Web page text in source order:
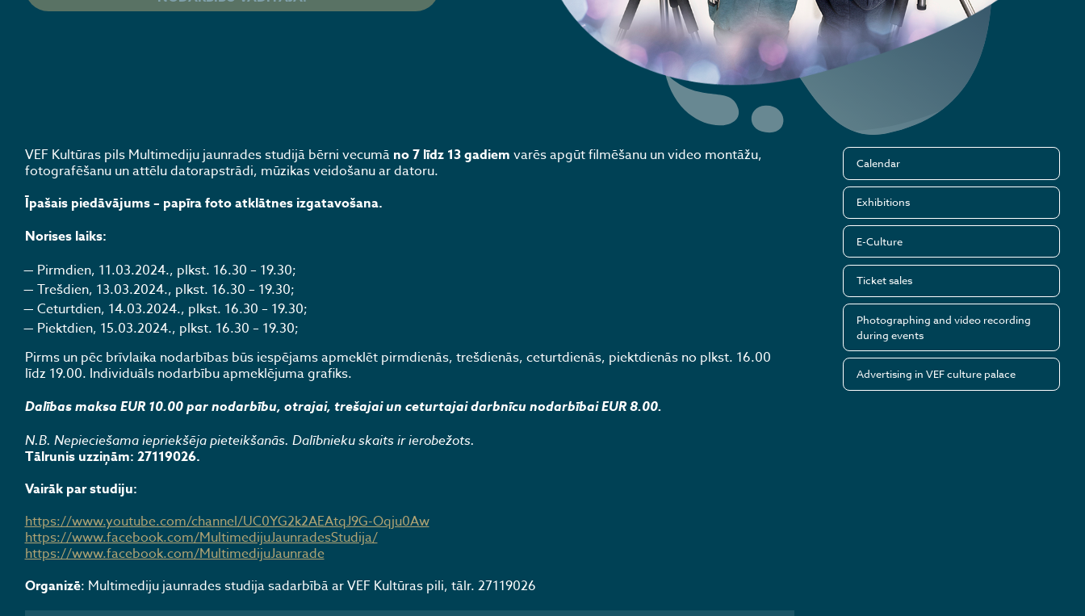
VEF Kultūras pils Multimediju jaunrades studijā bērni vecumā no 7 līdz 13 gadiem varēs apgūt filmēšanu un video montāžu,
fotografēšanu un attēlu datorapstrādi, mūzikas veidošanu ar datoru.
Īpašais piedāvājums – papīra foto atklātnes izgatavošana.
Norises laiks:
Pirmdien, 11.03.2024., plkst. 16.30 – 19.30;
Trešdien, 13.03.2024., plkst. 16.30 – 19.30;
Ceturtdien, 14.03.2024., plkst. 16.30 – 19.30;
Piektdien, 15.03.2024., plkst. 16.30 – 19.30;
Pirms un pēc brīvlaika nodarbības būs iespējams apmeklēt pirmdienās, trešdienās, ceturtdienās, piektdienās no plkst. 16.00
līdz 19.00. Individuāls nodarbību apmeklējuma grafiks.
Dalības maksa EUR 10.00 par nodarbību, otrajai, trešajai un ceturtajai darbnīcu nodarbībai EUR 8.00.
N.B. Nepieciešama iepriekšēja pieteikšanās. Dalībnieku skaits ir ierobežots.
Tālrunis uzziņām: 27119026.
Vairāk par studiju:
https://www.youtube.com/channel/UC0YG2k2AEAtqJ9G-Oqju0Aw
https://www.facebook.com/MultimedijuJaunradesStudija/
https://www.facebook.com/MultimedijuJaunrade
Organizē: Multimediju jaunrades studija sadarbībā ar VEF Kultūras pili, tālr. 27119026
Calendar
Exhibitions
E-Culture
Ticket sales
Photographing and video recording
during events
Advertising in VEF culture palace